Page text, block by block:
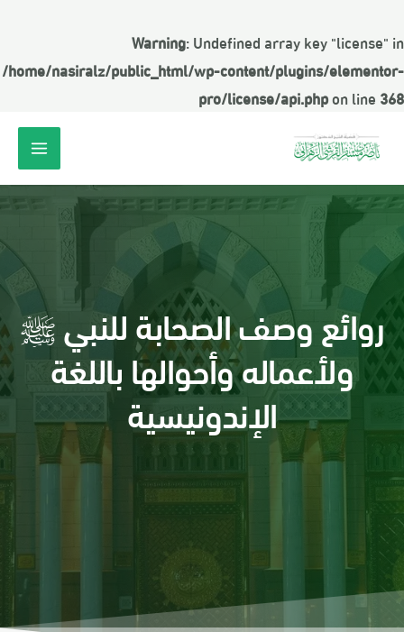
Warning: Undefined array key "license" in
/home/nasiralz/public_html/wp-content/plugins/elementor-
pro/license/api.phpon line 368
روائع وصف الصحابة للنبي ﷺ
ولأعماله وأحوالها باللغة
الإندونيسية